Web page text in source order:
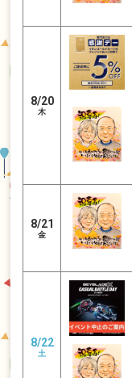
8/20
木
8/21
金
8/22
土